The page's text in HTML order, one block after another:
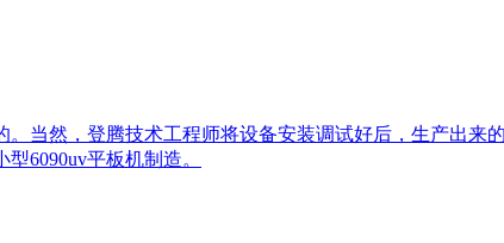
当然，登腾技术工程师将设备安装调试好后，生产出来
6090uv平板机制造。